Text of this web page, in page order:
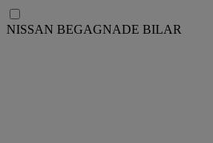
NISSAN BEGAGNADE BILAR